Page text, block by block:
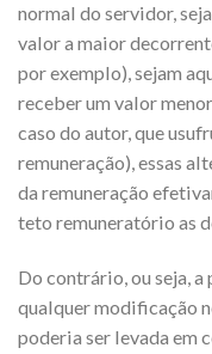
normal do servidor,
valor a maior
por exemplo), sejam
receber um valor
caso do autor, que
remuneração), essas
da remuneração
teto remuneratório as
Do contrário, ou seja,
qualquer modificação
poderia ser levada em